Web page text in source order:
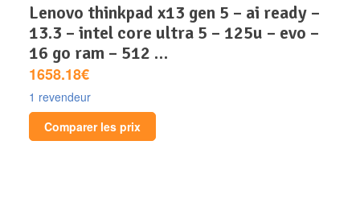
lenovo thinkpad x13 gen 5 – ai ready –
13.3 – intel core ultra 5 – 125u – evo –
16 go ram – 512 …
1658.18€
1 revendeur
Comparer les prix